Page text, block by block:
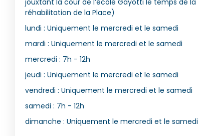
jouxtant la cour de l’école Gayotti le temps de la
réhabilitation de la Place)
lundi : Uniquement le mercredi et le samedi
mardi : Uniquement le mercredi et le samedi
mercredi : 7h - 12h
jeudi : Uniquement le mercredi et le samedi
vendredi : Uniquement le mercredi et le samedi
samedi : 7h - 12h
dimanche : Uniquement le mercredi et le samedi